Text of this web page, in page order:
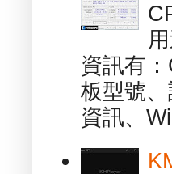
資訊有
板型號
資訊、